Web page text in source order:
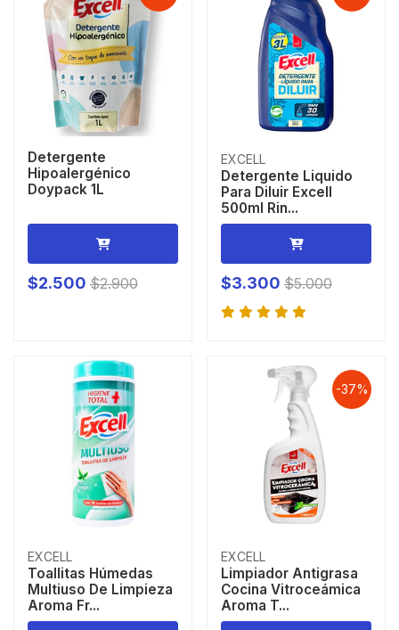
Detergente
Hipoalergénico
Doypack 1L
$2.500 $2.900
EXCELL
Detergente Liquido
Para Diluir Excell
500ml Rin...
$3.300 $5.000
EXCELL
Toallitas Húmedas
Multiuso De Limpieza
Aroma Fr...
-37%
EXCELL
Limpiador Antigrasa
Cocina Vitroceámica
Aroma T...